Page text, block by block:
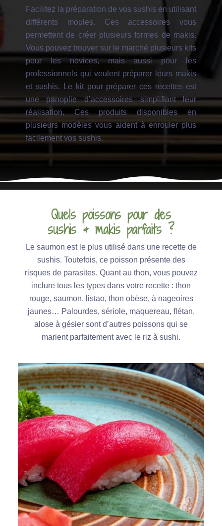
Facilitez la préparation de vos sushis en utilisant
différents moules. Ces accessoires vous
permettent de créer plusieurs formes de makis.
Vous pouvez trouver sur le marché plusieurs kits
pour les novices, mais aussi pour les
professionnels qui veulent préparer leurs makis
et sushis. Le kit pour préparer ces recettes est
une panoplie d’accessoires simplifiant leur
réalisation. Ces produits disponibles en
plusieurs modèles vous aident à enrouler plus
facilement vos sushis.
Quels poissons pour des
sushis & makis parfaits ?
Le saumon est le plus utilisé dans une recette de
sushis. Toutefois, ce poisson présente des
risques de parasites. Quant au thon, vous pouvez
inclure tous les types dans votre recette : thon
rouge, saumon, listao, thon obèse, à nageoires
jaunes… Palourdes, sériole, maquereau, flétan,
alose à gésier sont d’autres poissons qui se
marient parfaitement avec le riz à sushi.